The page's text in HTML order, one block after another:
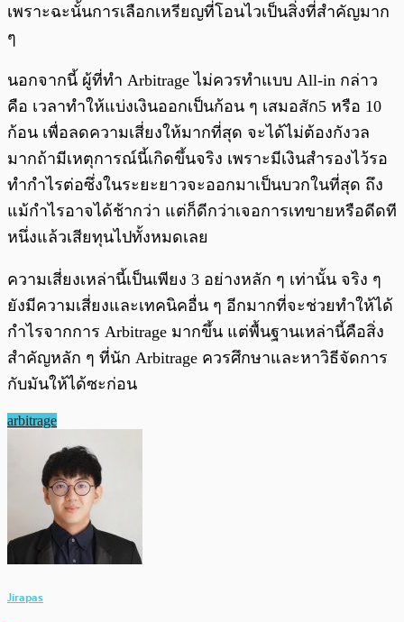
เพราะฉะนั้นการเลือกเหรียญที่โอนไวเป็นสิ่งที่สำคัญมาก
ๆ
นอกจากนี้ ผู้ที่ทำ Arbitrage ไม่ควรทำแบบ All-in กล่าว
คือ เวลาทำให้แบ่งเงินออกเป็นก้อน ๆ เสมอสัก5 หรือ 10
ก้อน เพื่อลดความเสี่ยงให้มากที่สุด จะได้ไม่ต้องกังวล
มากถ้ามีเหตุการณ์นี้เกิดขึ้นจริง เพราะมีเงินสำรองไว้รอ
ทำกำไรต่อซึ่งในระยะยาวจะออกมาเป็นบวกในที่สุด ถึง
แม้กำไรอาจได้ช้ากว่า แต่ก็ดีกว่าเจอการเทขายหรือดีดที
หนึ่งแล้วเสียทุนไปทั้งหมดเลย
ความเสี่ยงเหล่านี้เป็นเพียง 3 อย่างหลัก ๆ เท่านั้น จริง ๆ
ยังมีความเสี่ยงและเทคนิคอื่น ๆ อีกมากที่จะช่วยทำให้ได้
กำไรจากการ Arbitrage มากขึ้น แต่พื้นฐานเหล่านี้คือสิ่ง
สำคัญหลัก ๆ ที่นัก Arbitrage ควรศึกษาและหาวิธีจัดการ
กับมันให้ได้ซะก่อน
arbitrage
Jirapas